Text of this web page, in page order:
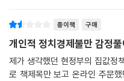
종이책 구매
개인적 정치경제불만 감정
제가 생각했던 현정부의 집값정
로 책제목만 보고 온라인 주문